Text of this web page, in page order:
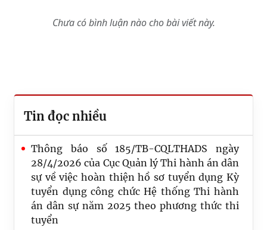
Chưa có bình luận nào cho bài viết này.
Tin đọc nhiều
Thông báo số 185/TB-CQLTHADS ngày
28/4/2026 của Cục Quản lý Thi hành án dân
sự về việc hoàn thiện hồ sơ tuyển dụng Kỳ
tuyển dụng công chức Hệ thống Thi hành
án dân sự năm 2025 theo phương thức thi
tuyển